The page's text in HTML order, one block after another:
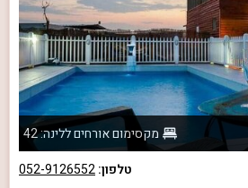
מקסימום אורחים ללינה: 42
טלפון:052-9126552